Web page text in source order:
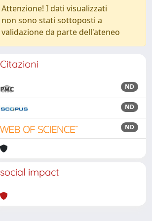
Attenzione! I dati visualizzati
non sono stati sottoposti a
validazione da parte dell'ateneo
Citazioni
ND
ND
ND
social impact